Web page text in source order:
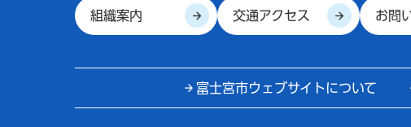
組織案内 交通アクセス お問
富士宮市ウェブサイトについて